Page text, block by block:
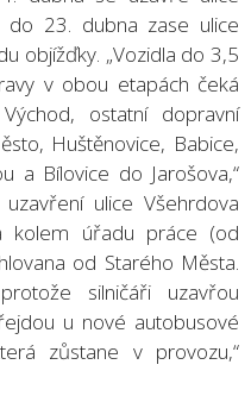
23. dubna zase ulice
objížďky. „Vozidla do 3,5
v obou etapách čeká
ostatní dopravní
Huštěnovice, Babice,
a Bílovice do Jarošova,“
ulice Všehrdova
kolem úřadu práce (od
od Starého Města.
silničáři uzavřou
u nové autobusové
zůstane v provozu,“